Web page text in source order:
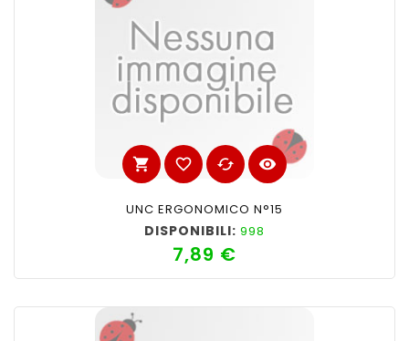
shopping_cart favorite_border cached visibility
UNC ERGONOMICO N°15
DISPONIBILI: 998
7,89 €